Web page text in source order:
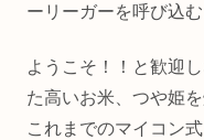
ーリーガーを呼び込
ようこそ！！と歓迎
た高いお米、つや姫を
これまでのマイコン